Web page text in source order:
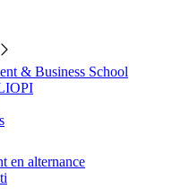
& Business School
en alternance